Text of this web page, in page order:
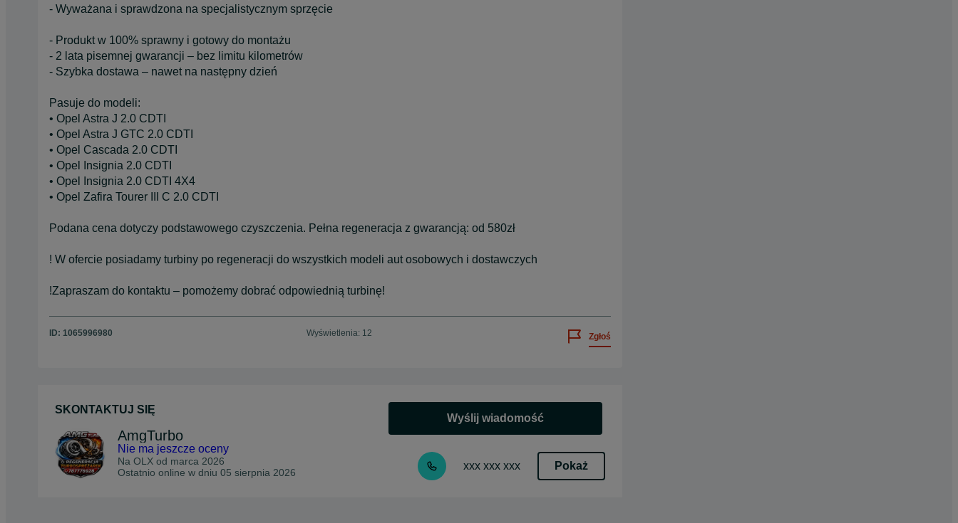
- Wyważana i sprawdzona na specjalistycznym sprzęcie
- Produkt w 100% sprawny i gotowy do montażu
- 2 lata pisemnej gwarancji – bez limitu kilometrów
- Szybka dostawa – nawet na następny dzień
Pasuje do modeli:
• Opel Astra J 2.0 CDTI
• Opel Astra J GTC 2.0 CDTI
• Opel Cascada 2.0 CDTI
• Opel Insignia 2.0 CDTI
• Opel Insignia 2.0 CDTI 4X4
• Opel Zafira Tourer III C 2.0 CDTI
Podana cena dotyczy podstawowego czyszczenia. Pełna regeneracja z gwarancją: od 580zł
! W ofercie posiadamy turbiny po regeneracji do wszystkich modeli aut osobowych i dostawczych
!Zapraszam do kontaktu – pomożemy dobrać odpowiednią turbinę!
ID: 1065996980 Wyświetlenia: 12 Zgłoś
SKONTAKTUJ SIĘ
AmgTurbo
Nie ma jeszcze oceny
Na OLX od marca 2026
Ostatnio online w dniu 05 sierpnia 2026
Wyślij wiadomość
xxx xxx xxx Pokaż